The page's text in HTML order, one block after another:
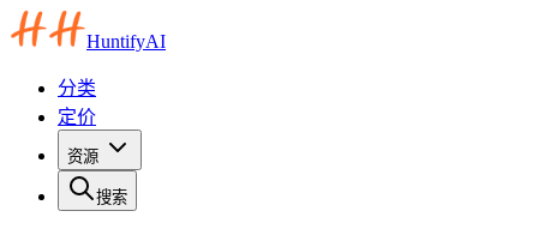
HuntifyAI
分类
定价
资源
搜索